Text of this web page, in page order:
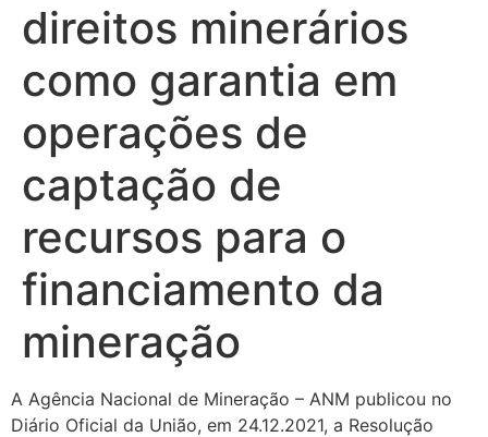
direitos minerários
como garantia em
operações de
captação de
recursos para o
financiamento da
mineração
A Agência Nacional de Mineração – ANM publicou no
Diário Oficial da União, em 24.12.2021, a Resolução